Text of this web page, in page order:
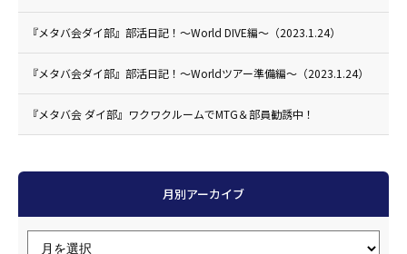
『メタバ会ダイ部』部活日記！〜World DIVE編〜（2023.1.24）
『メタバ会ダイ部』部活日記！〜Worldツアー準備編〜（2023.1.24）
『メタバ会 ダイ部』ワクワクルームでMTG＆部員勧誘中！
月別アーカイブ